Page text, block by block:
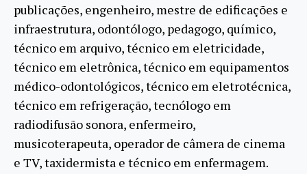
publicações, engenheiro, mestre de edificações e
infraestrutura, odontólogo, pedagogo, químico,
técnico em arquivo, técnico em eletricidade,
técnico em eletrônica, técnico em equipamentos
médico-odontológicos, técnico em eletrotécnica,
técnico em refrigeração, tecnólogo em
radiodifusão sonora, enfermeiro,
musicoterapeuta, operador de câmera de cinema
e TV, taxidermista e técnico em enfermagem.